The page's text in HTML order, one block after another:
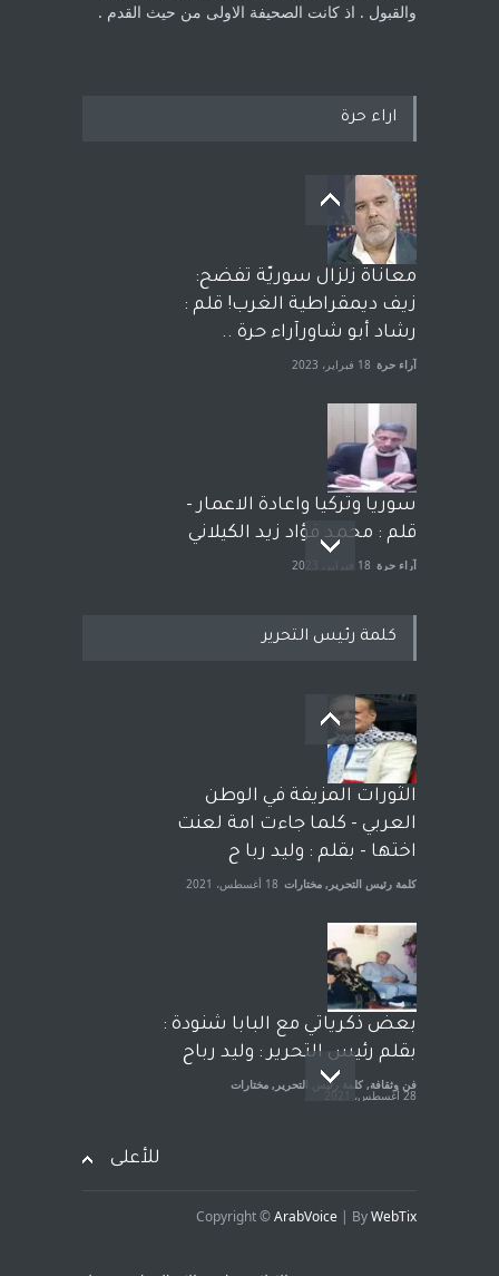
والقبول . اذ كانت ‏الصحيفة الاولى من حيث القدم . ‏
اراء حرة
معاناة زلزال سوريّة تفضح:
زيف ديمقراطية الغرب! قلم :
رشاد أبو شاورآراء حرة ..
آراء حرة 18 فبراير، 2023
سوريا وتركيا واعادة الاعمار -
قلم : محمد فؤاد زيد الكيلاني
آراء حرة 18 فبراير، 2023
بعد معارك قضائية طاحنة كتب
وترافع فيها بنفسه مرة اخرى..
الشيخ طارق يوسف يقهر
الحكومة الأمريكية ، فأعطوه
الجنسية عن يد وهم صاغرون،
آراء حرة مختارات 7 أبريل، 2023
كلمة رئيس التحرير
الثورات المزيفة في الوطن
العربي - كلما جاءت امة لعنت
اختها - بقلم : وليد ربا ح
كلمة رئيس التحرير , مختارات 18 أغسطس، 2021
بعض ذكرياتي مع البابا شنودة :
بقلم رئيس التحرير : وليد رباح
فن وثقافة, كلمة رئيس التحرير , مختارات
28 أغسطس، 2021
للأعلى
Copyright ©ArabVoice | ByWebTix